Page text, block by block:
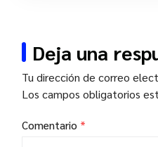
Deja una
Tu dirección de correo
Los campos obligatorios
Comentario *